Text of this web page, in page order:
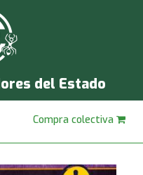
del Estado
Compra colectiva